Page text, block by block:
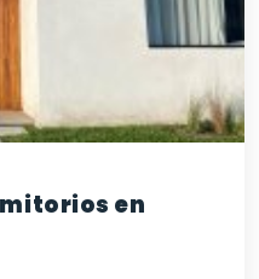
en